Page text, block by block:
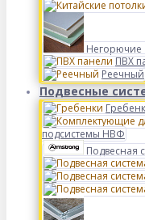
Негорючие
ПВХ
Реечный
Подвесные
подсистемы НВФ
Подвесная